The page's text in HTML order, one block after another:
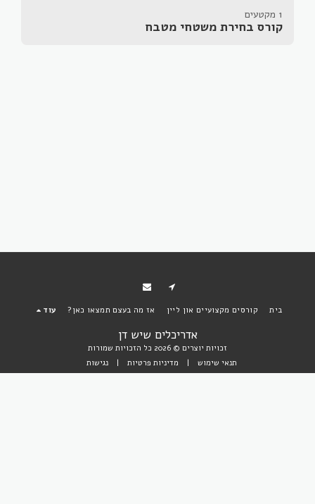
1 מקטעים
קורס בחירת משטחי מטבח
אדריכלים שיש דן
זכויות יוצרים © 2026 כל הזכויות שמורות
תנאי שימוש | מדיניות פרטיות | נגישות
בית קורסים מקצועיים און ליין אז מה בעצם תמצאו כאן? עוד